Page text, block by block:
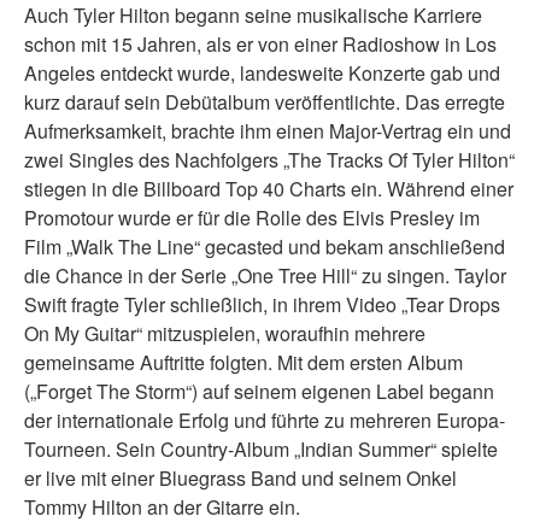
Auch Tyler Hilton begann seine musikalische Karriere
schon mit 15 Jahren, als er von einer Radioshow in Los
Angeles entdeckt wurde, landesweite Konzerte gab und
kurz darauf sein Debütalbum veröffentlichte. Das erregte
Aufmerksamkeit, brachte ihm einen Major-Vertrag ein und
zwei Singles des Nachfolgers „The Tracks Of Tyler Hilton“
stiegen in die Billboard Top 40 Charts ein. Während einer
Promotour wurde er für die Rolle des Elvis Presley im
Film „Walk The Line“ gecasted und bekam anschließend
die Chance in der Serie „One Tree Hill“ zu singen. Taylor
Swift fragte Tyler schließlich, in ihrem Video „Tear Drops
On My Guitar“ mitzuspielen, woraufhin mehrere
gemeinsame Auftritte folgten. Mit dem ersten Album
(„Forget The Storm“) auf seinem eigenen Label begann
der internationale Erfolg und führte zu mehreren Europa-
Tourneen. Sein Country-Album „Indian Summer“ spielte
er live mit einer Bluegrass Band und seinem Onkel
Tommy Hilton an der Gitarre ein.